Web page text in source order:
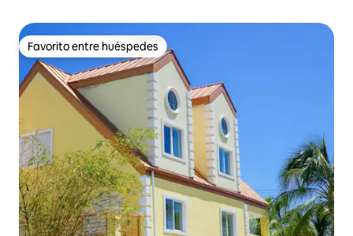
Favorito entre huéspedes
Favorito entre huéspedes